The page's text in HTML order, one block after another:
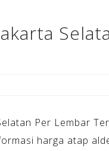
Per Lembar
harga atap